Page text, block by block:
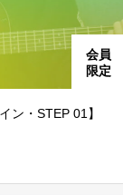
ン・STEP 01】